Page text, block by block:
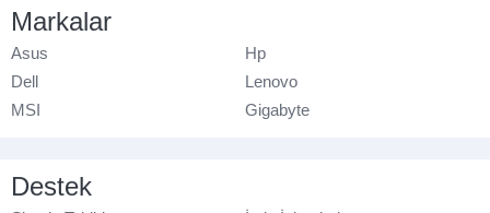
Markalar
Asus
Hp
Dell
Lenovo
MSI
Gigabyte
Destek